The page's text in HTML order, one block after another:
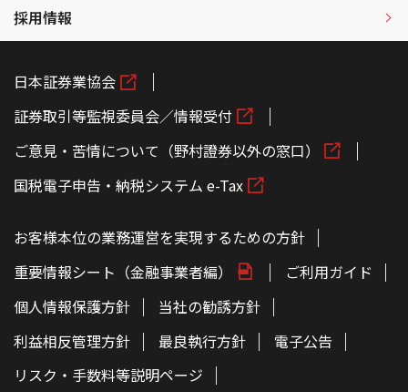
採用情報
日本証券業協会
証券取引等監視委員会／情報受付
ご意見・苦情について（野村證券以外の窓口）
国税電子申告・納税システム e-Tax
お客様本位の業務運営を実現するための方針
重要情報シート（金融事業者編）
ご利用ガイド
個人情報保護方針
当社の勧誘方針
利益相反管理方針
最良執行方針
電子公告
リスク・手数料等説明ページ